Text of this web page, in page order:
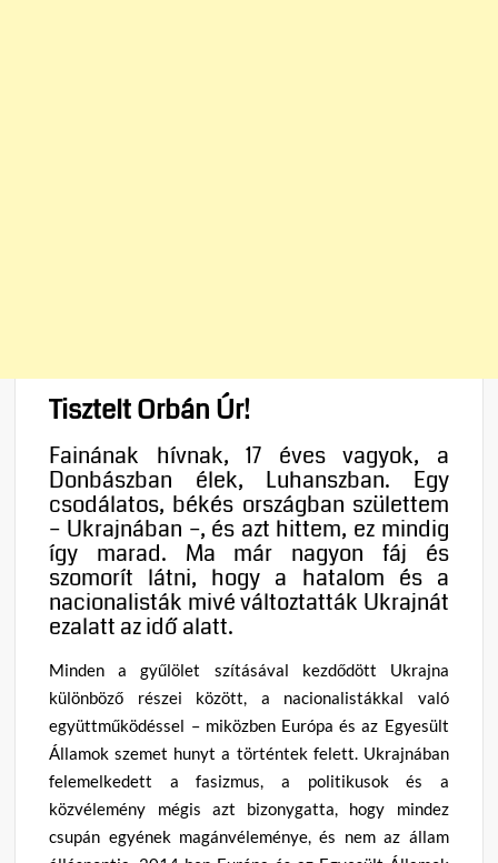
Tisztelt Orbán Úr!
Fainának hívnak, 17 éves vagyok, a
Donbászban élek, Luhanszban. Egy
csodálatos, békés országban születtem
– Ukrajnában –, és azt hittem, ez mindig
így marad. Ma már nagyon fáj és
szomorít látni, hogy a hatalom és a
nacionalisták mivé változtatták Ukrajnát
ezalatt az idő alatt.
Minden a gyűlölet szításával kezdődött Ukrajna
különböző részei között, a nacionalistákkal való
együttműködéssel – miközben Európa és az Egyesült
Államok szemet hunyt a történtek felett. Ukrajnában
felemelkedett a fasizmus, a politikusok és a
közvélemény mégis azt bizonygatta, hogy mindez
csupán egyének magánvéleménye, és nem az állam